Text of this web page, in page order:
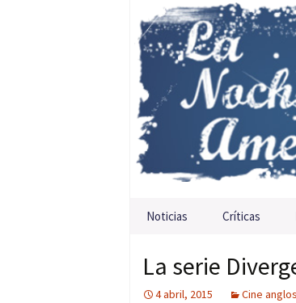
Saltar al contenido
Noticias Críticas
La serie
4 abril, 2015 Cine